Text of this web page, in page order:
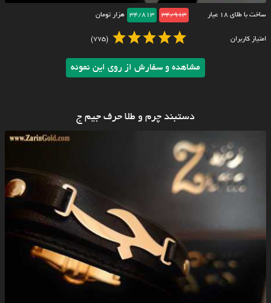
ساخت با طلای ۱۸ عیار 34/913
34/813 هزار تومان
امتیاز کاربران (775)
مشاهده و سفارش از روی این نمونه
دستبند چرم و طلا حرف جیم ج